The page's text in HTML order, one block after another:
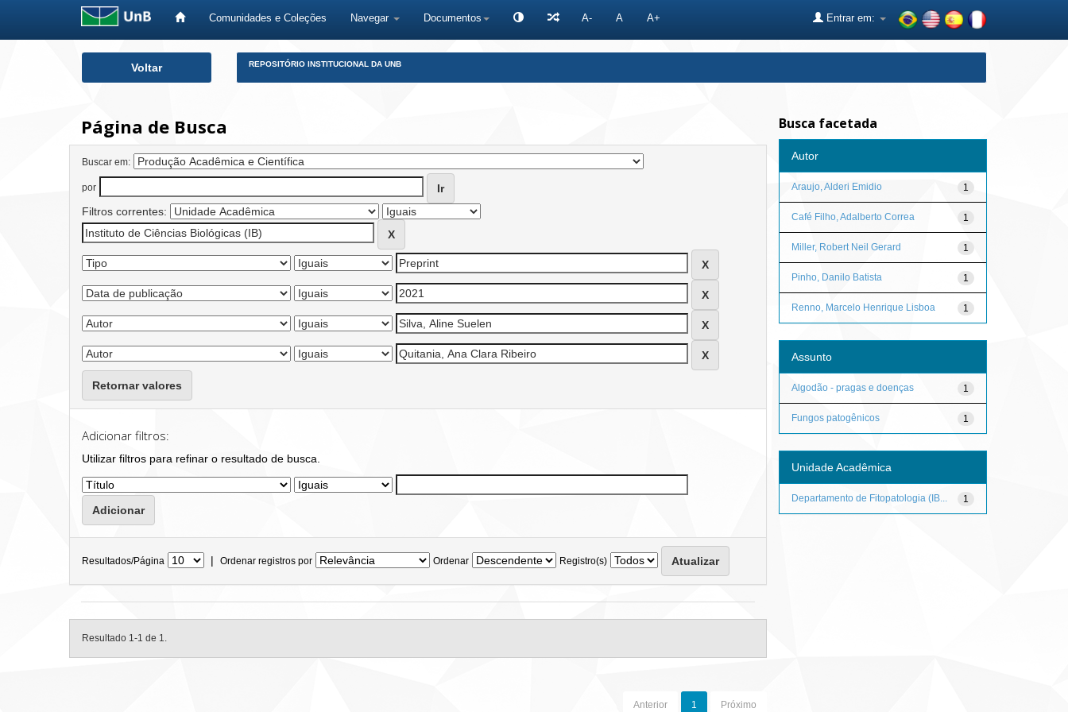
Comunidades e Coleções Navegar Documentos A- A A+ Entrar em:
Voltar REPOSITÓRIO INSTITUCIONAL DA UNB
Página de Busca
Buscar em:
por
Filtros correntes:
Retornar valores
Adicionar filtros:
Utilizar filtros para refinar o resultado de busca.
Resultados/Página | Ordenar registros por Ordenar Registro(s)
Resultado 1-1 de 1.
Anterior 1 Próximo
Busca facetada
Autor
1
Araujo, Alderi Emidio
1
Café Filho, Adalberto Correa
1
Miller, Robert Neil Gerard
1
Pinho, Danilo Batista
1
Renno, Marcelo Henrique Lisboa
Assunto
1
Algodão - pragas e doenças
1
Fungos patogênicos
Unidade Acadêmica
1
Departamento de Fitopatologia (IB...